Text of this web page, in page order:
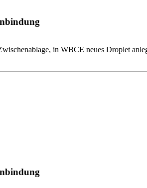
in WBCE neues Droplet